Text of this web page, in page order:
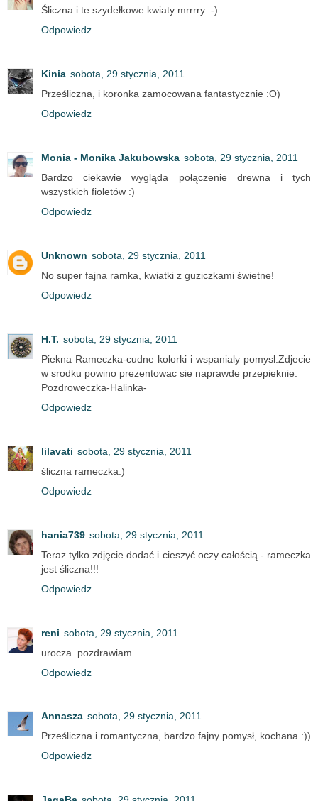
Śliczna i te szydełkowe kwiaty mrrrry :-)
Odpowiedz
Kinia sobota, 29 stycznia, 2011
Prześliczna, i koronka zamocowana fantastycznie :O)
Odpowiedz
Monia - Monika Jakubowska sobota, 29 stycznia, 2011
Bardzo ciekawie wygląda połączenie drewna i tych
wszystkich fioletów :)
Odpowiedz
Unknown sobota, 29 stycznia, 2011
No super fajna ramka, kwiatki z guziczkami świetne!
Odpowiedz
H.T. sobota, 29 stycznia, 2011
Piekna Rameczka-cudne kolorki i wspanialy pomysl.Zdjecie
w srodku powino prezentowac sie naprawde przepieknie.
Pozdroweczka-Halinka-
Odpowiedz
lilavati sobota, 29 stycznia, 2011
śliczna rameczka:)
Odpowiedz
hania739 sobota, 29 stycznia, 2011
Teraz tylko zdjęcie dodać i cieszyć oczy całością - rameczka
jest śliczna!!!
Odpowiedz
reni sobota, 29 stycznia, 2011
urocza..pozdrawiam
Odpowiedz
Annasza sobota, 29 stycznia, 2011
Prześliczna i romantyczna, bardzo fajny pomysł, kochana :))
Odpowiedz